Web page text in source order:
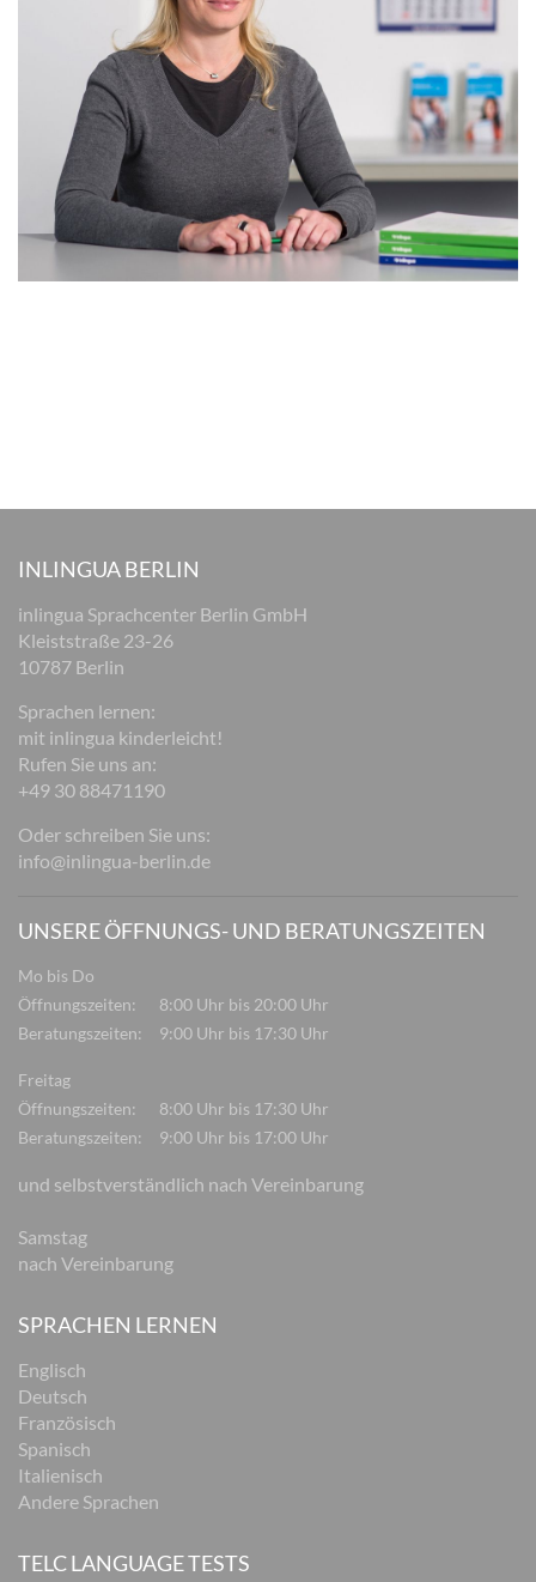
INLINGUA BERLIN
inlingua Sprachcenter Berlin GmbH
Kleiststraße 23-26
10787 Berlin
Sprachen lernen:
mit inlingua kinderleicht!
Rufen Sie uns an:
+49 30 88471190
Oder schreiben Sie uns:
info@inlingua-berlin.de
UNSERE ÖFFNUNGS- UND BERATUNGSZEITEN
Mo bis Do
Öffnungszeiten:
8:00 Uhr bis 20:00 Uhr
Beratungszeiten:
9:00 Uhr bis 17:30 Uhr
Freitag
Öffnungszeiten:
8:00 Uhr bis 17:30 Uhr
Beratungszeiten:
9:00 Uhr bis 17:00 Uhr
und selbstverständlich nach Vereinbarung
Samstag
nach Vereinbarung
SPRACHEN LERNEN
Englisch
Deutsch
Französisch
Spanisch
Italienisch
Andere Sprachen
TELC LANGUAGE TESTS